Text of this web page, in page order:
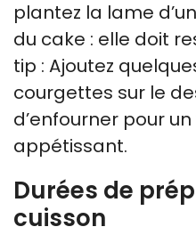
plantez la lame
du cake : elle doit
tip : Ajoutez
courgettes sur le
d’enfourner pour
appétissant.
Durées de
cuisson